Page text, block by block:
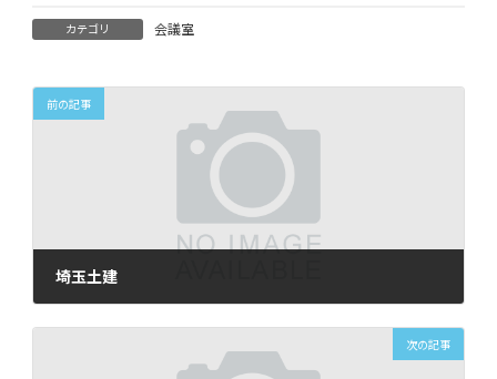
カテゴリ 会議室
前の記事
埼玉土建
次の記事